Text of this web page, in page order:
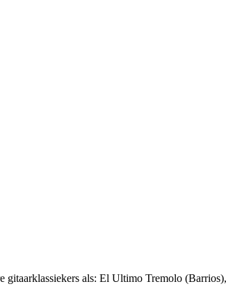
als: El Ultimo Tremolo